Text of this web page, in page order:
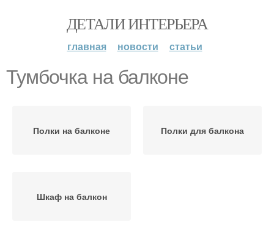
ДЕТАЛИ ИНТЕРЬЕРА
главная новости статьи
Тумбочка на балконе
Полки на балконе Полки для балкона
Шкаф на балкон